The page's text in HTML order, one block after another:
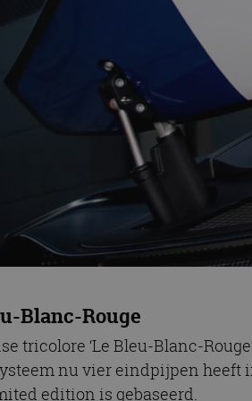
Blanc-Rouge
tricolore ‘Le Bleu-Blanc-
nu vier eindpijpen heeft
edition is gebaseerd.
CookieScriptConsent
_ga_SC6JKZPPKY
Naam
Aanbieder
Meta
Inc.
Google
.autorai.nl
Google
omx_consent